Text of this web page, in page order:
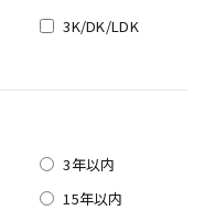
3K/DK/LDK
3年以内
15年以内